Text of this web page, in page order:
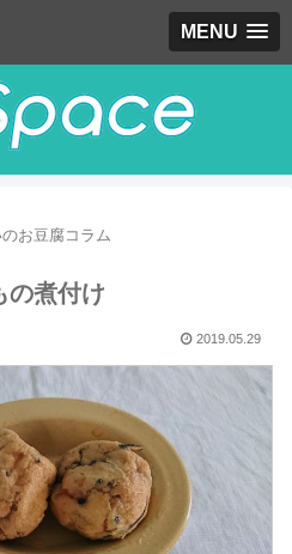
MENU
お豆腐コラム
の煮付け
2019.05.29